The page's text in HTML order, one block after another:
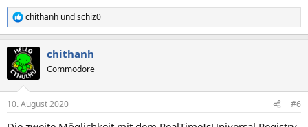
R
e
k
t
i
e
chithanh undschiz0
chithanh
Commodore
10. August 2020 #6